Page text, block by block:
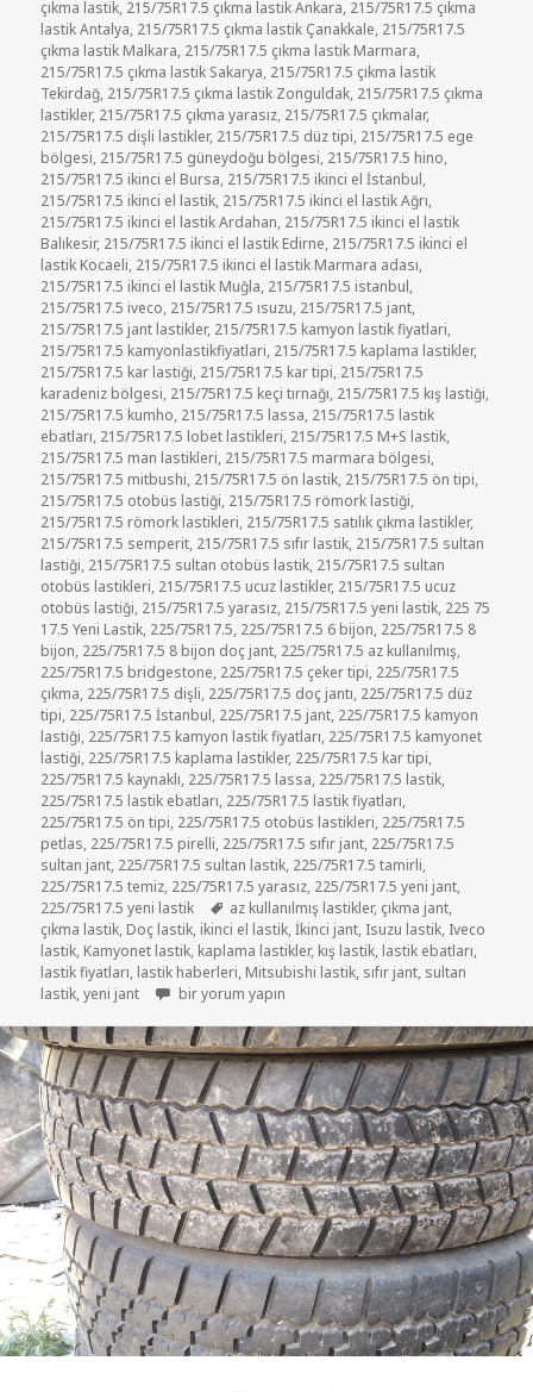
çıkma lastik, 215/75R17.5 çıkma lastik Ankara, 215/75R17.5 çıkma
lastik Antalya, 215/75R17.5 çıkma lastik Çanakkale, 215/75R17.5
çıkma lastik Malkara, 215/75R17.5 çıkma lastik Marmara,
215/75R17.5 çıkma lastik Sakarya, 215/75R17.5 çıkma lastik
Tekirdağ, 215/75R17.5 çıkma lastik Zonguldak, 215/75R17.5 çıkma
lastikler, 215/75R17.5 çıkma yarasız, 215/75R17.5 çıkmalar,
215/75R17.5 dişli lastikler, 215/75R17.5 düz tipi, 215/75R17.5 ege
bölgesi, 215/75R17.5 güneydoğu bölgesi, 215/75R17.5 hino,
215/75R17.5 ikinci el Bursa, 215/75R17.5 ikinci el İstanbul,
215/75R17.5 ikinci el lastik, 215/75R17.5 ikinci el lastik Ağrı,
215/75R17.5 ikinci el lastik Ardahan, 215/75R17.5 ikinci el lastik
Balıkesir, 215/75R17.5 ikinci el lastik Edirne, 215/75R17.5 ikinci el
lastik Kocaeli, 215/75R17.5 ikinci el lastik Marmara adası,
215/75R17.5 ikinci el lastik Muğla, 215/75R17.5 istanbul,
215/75R17.5 iveco, 215/75R17.5 ısuzu, 215/75R17.5 jant,
215/75R17.5 jant lastikler, 215/75R17.5 kamyon lastik fiyatlari,
215/75R17.5 kamyonlastikfiyatlari, 215/75R17.5 kaplama lastikler,
215/75R17.5 kar lastiği, 215/75R17.5 kar tipi, 215/75R17.5
karadeniz bölgesi, 215/75R17.5 keçi tırnağı, 215/75R17.5 kış lastiği,
215/75R17.5 kumho, 215/75R17.5 lassa, 215/75R17.5 lastik
ebatları, 215/75R17.5 lobet lastikleri, 215/75R17.5 M+S lastik,
215/75R17.5 man lastikleri, 215/75R17.5 marmara bölgesi,
215/75R17.5 mitbushi, 215/75R17.5 ön lastik, 215/75R17.5 ön tipi,
215/75R17.5 otobüs lastiği, 215/75R17.5 römork lastiği,
215/75R17.5 römork lastikleri, 215/75R17.5 satılık çıkma lastikler,
215/75R17.5 semperit, 215/75R17.5 sıfır lastik, 215/75R17.5 sultan
lastiği, 215/75R17.5 sultan otobüs lastik, 215/75R17.5 sultan
otobüs lastikleri, 215/75R17.5 ucuz lastikler, 215/75R17.5 ucuz
otobüs lastiği, 215/75R17.5 yarasız, 215/75R17.5 yeni lastik, 225 75
17.5 Yeni Lastik, 225/75R17.5, 225/75R17.5 6 bijon, 225/75R17.5 8
bijon, 225/75R17.5 8 bijon doç jant, 225/75R17.5 az kullanılmış,
225/75R17.5 bridgestone, 225/75R17.5 çeker tipi, 225/75R17.5
çıkma, 225/75R17.5 dişli, 225/75R17.5 doç jantı, 225/75R17.5 düz
tipi, 225/75R17.5 İstanbul, 225/75R17.5 jant, 225/75R17.5 kamyon
lastiği, 225/75R17.5 kamyon lastik fiyatları, 225/75R17.5 kamyonet
lastiği, 225/75R17.5 kaplama lastikler, 225/75R17.5 kar tipi,
225/75R17.5 kaynaklı, 225/75R17.5 lassa, 225/75R17.5 lastik,
225/75R17.5 lastik ebatları, 225/75R17.5 lastik fiyatları,
225/75R17.5 ön tipi, 225/75R17.5 otobüs lastikleri, 225/75R17.5
petlas, 225/75R17.5 pirelli, 225/75R17.5 sıfır jant, 225/75R17.5
sultan jant, 225/75R17.5 sultan lastik, 225/75R17.5 tamirli,
225/75R17.5 temiz, 225/75R17.5 yarasız, 225/75R17.5 yeni jant,
225/75R17.5 yeni lastik
Etiketler
az kullanılmış lastikler, çıkma jant,
çıkma lastik, Doç lastik, ikinci el lastik,İkinci jant, Isuzu lastik, Iveco
lastik, Kamyonet lastik, kaplama lastikler, kış lastik, lastik ebatları,
lastik fiyatları, lastik haberleri, Mitsubishi lastik, sıfır jant, sultan
lastik,yeni jant 215/75R17.5 VE 225/75R17.5 DİŞLİ LASTİKLER için
bir yorum yapın